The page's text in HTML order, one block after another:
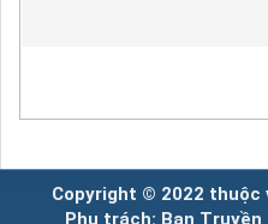
Copyright © 2022 thuộc
Phụ trách: Ban Truyền